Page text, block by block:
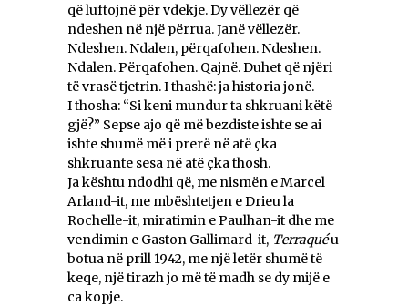
që luftojnë për vdekje. Dy vëllezër që
ndeshen në një përrua. Janë vëllezër.
Ndeshen. Ndalen, përqafohen. Ndeshen.
Ndalen. Përqafohen. Qajnë. Duhet që njëri
të vrasë tjetrin. I thashë: ja historia jonë.
I thosha: “Si keni mundur ta shkruani këtë
gjë?” Sepse ajo që më bezdiste ishte se ai
ishte shumë më i prerë në atë çka
shkruante sesa në atë çka thosh.
Ja kështu ndodhi që, me nismën e Marcel
Arland-it, me mbështetjen e Drieu la
Rochelle-it, miratimin e Paulhan-it dhe me
vendimin e Gaston Gallimard-it, Terraquéu
botua në prill 1942, me një letër shumë të
keqe, një tirazh jo më të madh se dy mijë e
ca kopje.